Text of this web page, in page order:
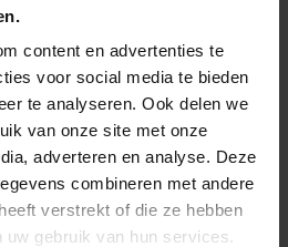
content en advertenties te
voor social media te bieden
te analyseren. Ook delen we
van onze site met onze
adverteren en analyse. Deze
combineren met andere
verstrekt of die ze hebben
gebruik van hun services.